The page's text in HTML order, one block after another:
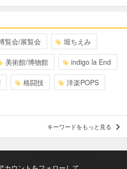
覧会/展覧会 堀ちえみ
美術館/博物館 indigo la End
格闘技 洋楽POPS
キーワードをもっと見る